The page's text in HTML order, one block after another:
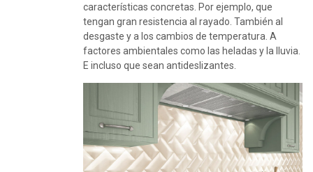
características concretas. Por ejemplo, que
tengan gran resistencia al rayado. También al
desgaste y a los cambios de temperatura. A
factores ambientales como las heladas y la lluvia.
E incluso que sean antideslizantes.